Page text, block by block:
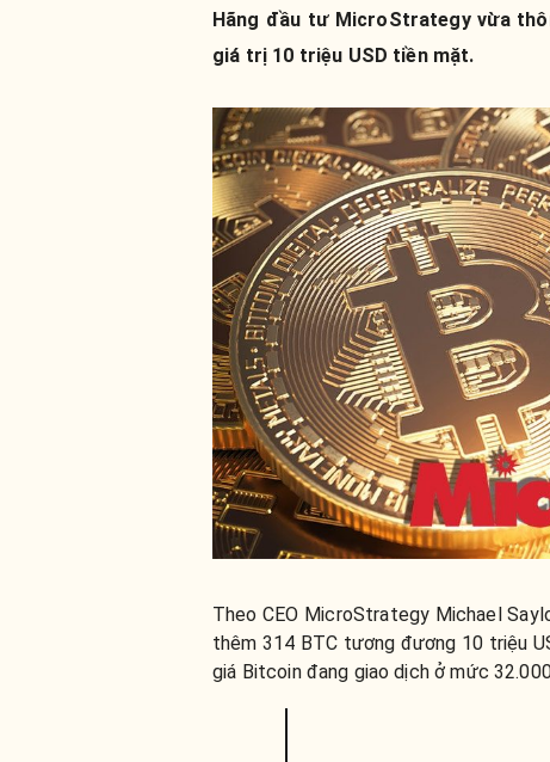
Hãng đầu tư MicroStrategy vừa
giá trị 10 triệu USD tiền mặt.
Theo CEO MicroStrategy Michael
thêm 314 BTC tương đương 10 triệu
giá Bitcoin đang giao dịch ở mức 32.000